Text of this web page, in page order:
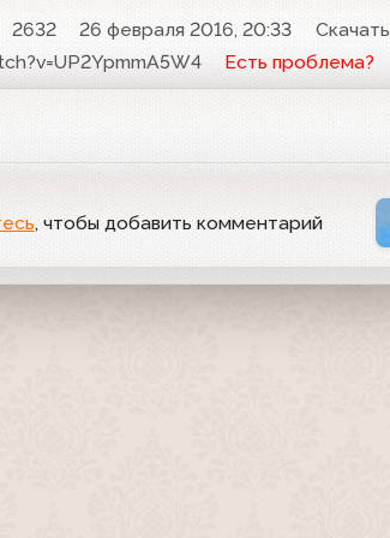
2632 26 февраля 2016, 20:33
Скачать
Есть проблема?
, чтобы добавить комментарий